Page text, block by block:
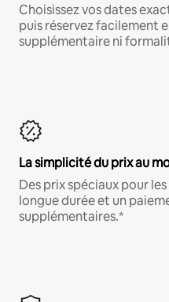
Choisissez vos dates
puis réservez facilement
supplémentaire ni
La simplicité du prix au
Des prix spéciaux pour
longue durée et un
supplémentaires.*